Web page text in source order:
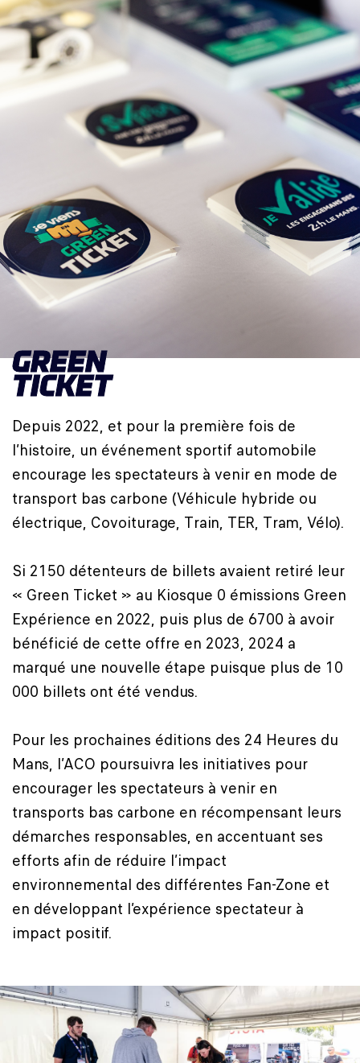
Depuis 2022, et pour la première fois de
l’histoire, un événement sportif automobile
encourage les spectateurs à venir en mode de
transport bas carbone (Véhicule hybride ou
électrique, Covoiturage, Train, TER, Tram, Vélo).
Si 2150 détenteurs de billets avaient retiré leur
« Green Ticket » au Kiosque 0 émissions Green
Expérience en 2022, puis plus de 6700 à avoir
bénéficié de cette offre en 2023, 2024 a
marqué une nouvelle étape puisque plus de 10
000 billets ont été vendus.
Pour les prochaines éditions des 24 Heures du
Mans, l’ACO poursuivra les initiatives pour
encourager les spectateurs à venir en
transports bas carbone en récompensant leurs
démarches responsables, en accentuant ses
efforts afin de réduire l’impact
environnemental des différentes Fan-Zone et
en développant l’expérience spectateur à
impact positif.
GREEN
TICKET